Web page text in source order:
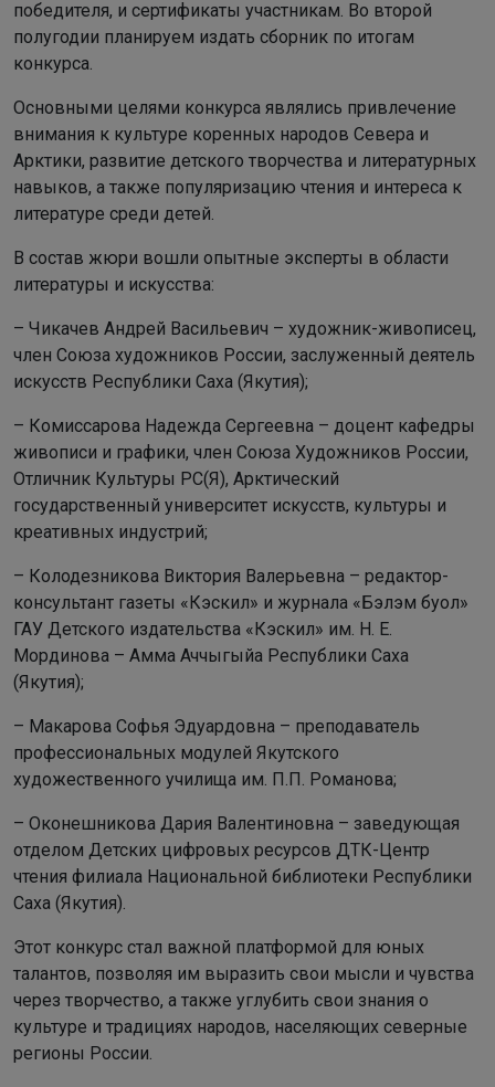
победителя, и сертификаты участникам. Во второй
полугодии планируем издать сборник по итогам
конкурса.
Основными целями конкурса являлись привлечение
внимания к культуре коренных народов Севера и
Арктики, развитие детского творчества и литературных
навыков, а также популяризацию чтения и интереса к
литературе среди детей.
В состав жюри вошли опытные эксперты в области
литературы и искусства:
– Чикачев Андрей Васильевич – художник-живописец,
член Союза художников России, заслуженный деятель
искусств Республики Саха (Якутия);
– Комиссарова Надежда Сергеевна – доцент кафедры
живописи и графики, член Союза Художников России,
Отличник Культуры РС(Я), Арктический
государственный университет искусств, культуры и
креативных индустрий;
– Колодезникова Виктория Валерьевна – редактор-
консультант газеты «Кэскил» и журнала «Бэлэм буол»
ГАУ Детского издательства «Кэскил» им. Н. Е.
Мординова – Амма Аччыгыйа Республики Саха
(Якутия);
– Макарова Софья Эдуардовна – преподаватель
профессиональных модулей Якутского
художественного училища им. П.П. Романова;
– Оконешникова Дария Валентиновна – заведующая
отделом Детских цифровых ресурсов ДТК-Центр
чтения филиала Национальной библиотеки Республики
Саха (Якутия).
Этот конкурс стал важной платформой для юных
талантов, позволяя им выразить свои мысли и чувства
через творчество, а также углубить свои знания о
культуре и традициях народов, населяющих северные
регионы России.